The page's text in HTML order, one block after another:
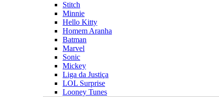
Stitch
Minnie
Hello Kitty
Homem Aranha
Batman
Marvel
Sonic
Mickey
Liga da Justiça
LOL Surprise
Looney Tunes